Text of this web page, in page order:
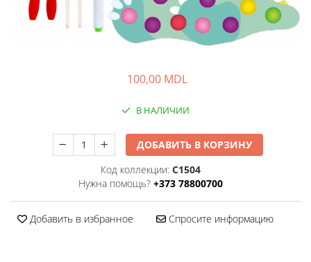
100,00 MDL
В НАЛИЧИИ
ДОБАВИТЬ В КОРЗИНУ
Код коллекции: C1504
Нужна помощь? +373 78800700
Добавить в избранное Спросите информацию